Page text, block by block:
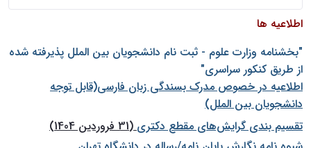
اطلاعیه ها
"بخشنامه وزارت علوم - ثبت نام دانشجويان بين الملل پذيرفته شده
از طريق كنكور سراسری"
اطلاعیه در خصوص مدرک بسندگی زبان فارسی(قابل توجه
دانشجویان بین الملل)
تقسیم بندی گرایش‌های مقطع دکتری(31 فروردین 1404)